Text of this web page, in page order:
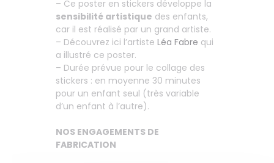
– Ce poster en stickers développe la
sensibilité artistique des enfants,
car il est réalisé par un grand artiste.
– Découvrez ici l’artiste Léa Fabre qui
a illustré ce poster.
– Durée prévue pour le collage des
stickers : en moyenne 30 minutes
pour un enfant seul (très variable
d’un enfant à l’autre).
NOS ENGAGEMENTS DE
FABRICATION